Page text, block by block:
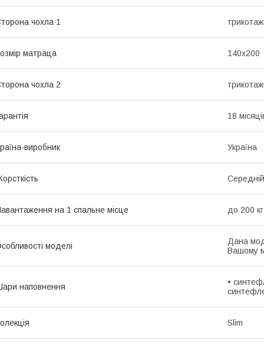
чохла 1
матраца 140х200
чохла 2
18
виробник Україна
Середній
на 1 спальне місце до 200 кг
моделі
Дана
Вашому
наповнення
•
Slim